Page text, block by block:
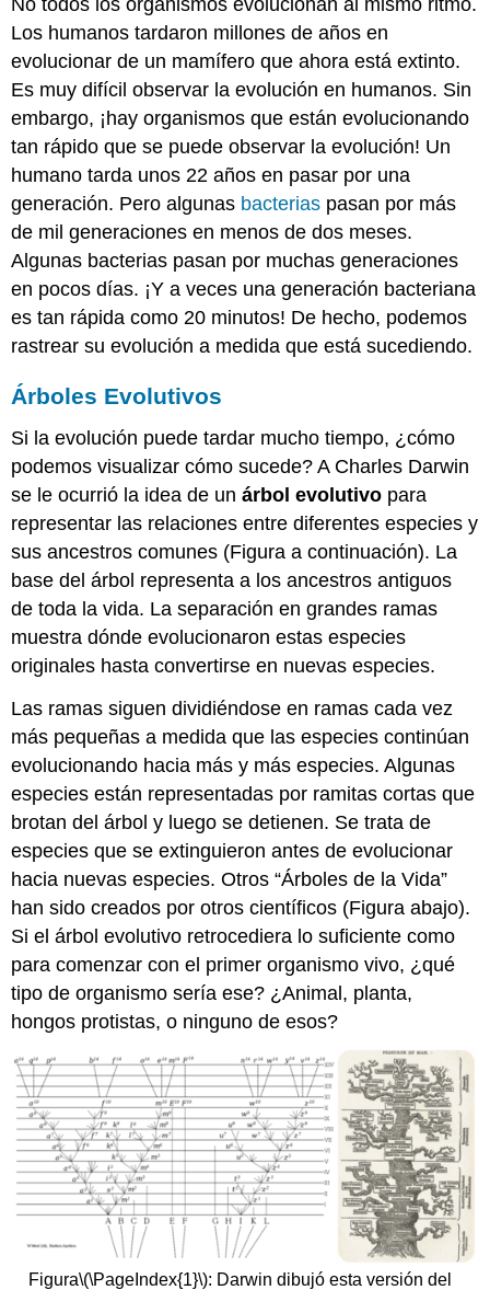
No todos los organismos evolucionan al mismo ritmo.
Los humanos tardaron millones de años en
evolucionar de un mamífero que ahora está extinto.
Es muy difícil observar la evolución en humanos. Sin
embargo, ¡hay organismos que están evolucionando
tan rápido que se puede observar la evolución! Un
humano tarda unos 22 años en pasar por una
generación. Pero algunas bacterias pasan por más
de mil generaciones en menos de dos meses.
Algunas bacterias pasan por muchas generaciones
en pocos días. ¡Y a veces una generación bacteriana
es tan rápida como 20 minutos! De hecho, podemos
rastrear su evolución a medida que está sucediendo.
Árboles Evolutivos
Si la evolución puede tardar mucho tiempo, ¿cómo
podemos visualizar cómo sucede? A Charles Darwin
se le ocurrió la idea de unárbol evolutivo para
representar las relaciones entre diferentes especies y
sus ancestros comunes (Figura a continuación). La
base del árbol representa a los ancestros antiguos
de toda la vida. La separación en grandes ramas
muestra dónde evolucionaron estas especies
originales hasta convertirse en nuevas especies.
Las ramas siguen dividiéndose en ramas cada vez
más pequeñas a medida que las especies continúan
evolucionando hacia más y más especies. Algunas
especies están representadas por ramitas cortas que
brotan del árbol y luego se detienen. Se trata de
especies que se extinguieron antes de evolucionar
hacia nuevas especies. Otros “Árboles de la Vida”
han sido creados por otros científicos (Figura abajo).
Si el árbol evolutivo retrocediera lo suficiente como
para comenzar con el primer organismo vivo, ¿qué
tipo de organismo sería ese? ¿Animal, planta,
hongos protistas, o ninguno de esos?
Figura\(\PageIndex{1}\): Darwin dibujó esta versión del